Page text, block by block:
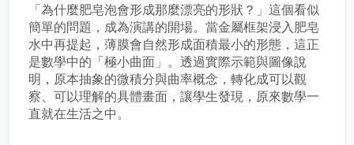
「為什麼肥皂泡會形成那麼漂亮的形狀？」這個看似
簡單的問題，成為演講的開場。當金屬框架浸入肥皂
水中再提起，薄膜會自然形成面積最小的形態，這正
是數學中的「極小曲面」。透過實際示範與圖像說
明，原本抽象的微積分與曲率概念，轉化成可以觀
察、可以理解的具體畫面，讓學生發現，原來數學一
直就在生活之中。